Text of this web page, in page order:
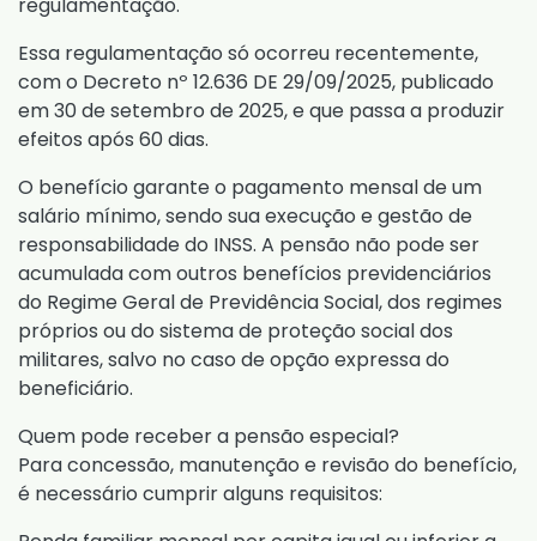
Essa regulamentação só ocorreu recentemente,
com o Decreto nº 12.636 DE 29/09/2025, publicado
em 30 de setembro de 2025, e que passa a produzir
efeitos após 60 dias.
O benefício garante o pagamento mensal de um
salário mínimo, sendo sua execução e gestão de
responsabilidade do INSS. A pensão não pode ser
acumulada com outros benefícios previdenciários
do Regime Geral de Previdência Social, dos regimes
próprios ou do sistema de proteção social dos
militares, salvo no caso de opção expressa do
beneficiário.
Quem pode receber a pensão especial?
Para concessão, manutenção e revisão do benefício,
é necessário cumprir alguns requisitos: